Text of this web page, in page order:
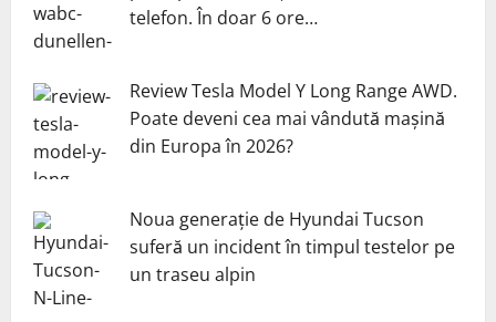
telefon. În doar 6 ore…
Review Tesla Model Y Long Range AWD.
Poate deveni cea mai vândută mașină
din Europa în 2026?
Noua generație de Hyundai Tucson
suferă un incident în timpul testelor pe
un traseu alpin